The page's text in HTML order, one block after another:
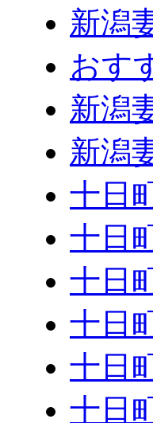
新潟
おす
新潟
新潟
十日
十日
十日
十日
十日
十日